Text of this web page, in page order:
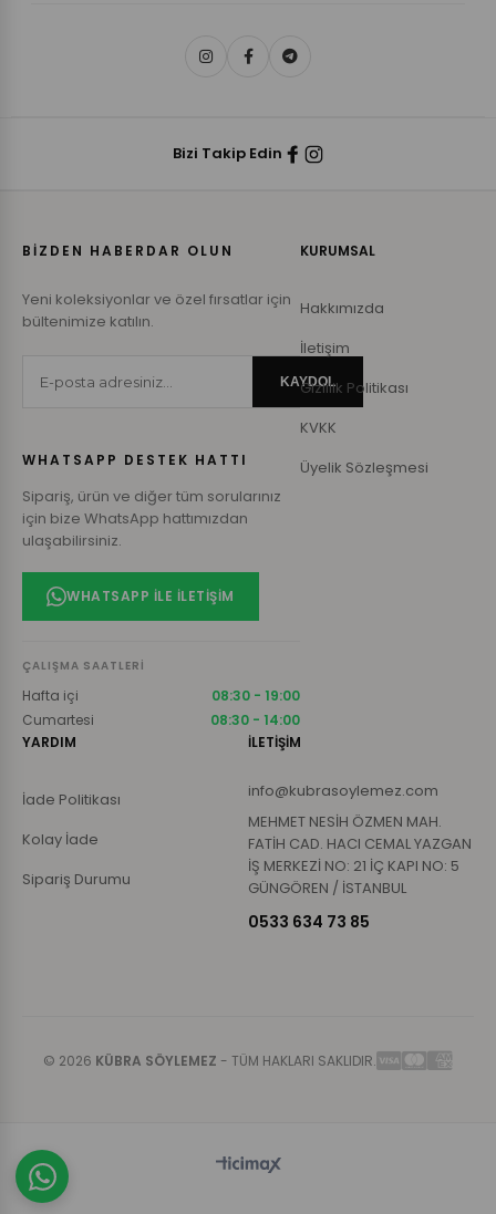
Bizi Takip Edin
BİZDEN HABERDAR OLUN
Yeni koleksiyonlar ve özel fırsatlar için
bültenimize katılın.
KAYDOL
WHATSAPP DESTEK HATTI
Sipariş, ürün ve diğer tüm sorularınız
için bize WhatsApp hattımızdan
ulaşabilirsiniz.
WHATSAPP ILE İLETIŞIM
ÇALIŞMA SAATLERI
Hafta içi
08:30 - 19:00
Cumartesi
08:30 - 14:00
KURUMSAL
Hakkımızda
İletişim
Gizlilik Politikası
KVKK
Üyelik Sözleşmesi
YARDIM
İade Politikası
Kolay İade
Sipariş Durumu
İLETİŞİM
info@kubrasoylemez.com
MEHMET NESİH ÖZMEN MAH.
FATİH CAD. HACI CEMAL YAZGAN
İŞ MERKEZİ NO: 21 İÇ KAPI NO: 5
GÜNGÖREN / İSTANBUL
0533 634 73 85
© 2026 KÜBRA SÖYLEMEZ - TÜM HAKLARI SAKLIDIR.